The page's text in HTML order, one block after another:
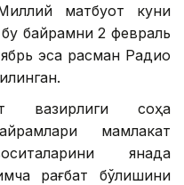
матбуот куни
байрамни 2 февраль
эса расман Радио
вазирлиги соҳа
мамлакат
янада
рағбат бўлишини